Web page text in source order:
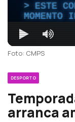
ESTE
MOMENTO
Foto: CMPS
DESPORTO
arranca